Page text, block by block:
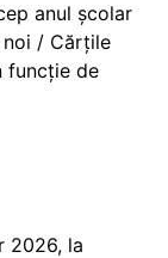
anul școlar
/ Cărțile
funcție de
2026, la